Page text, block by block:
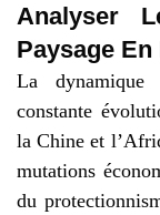
Analyser
Paysage
La dynamique
constante
la Chine et
mutations
du